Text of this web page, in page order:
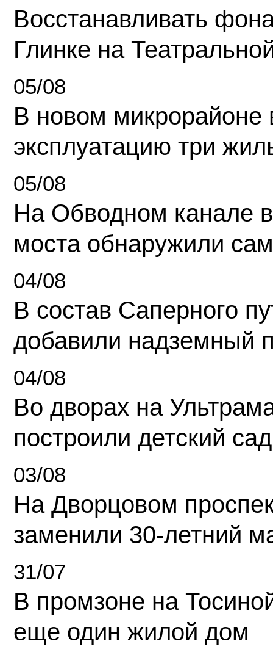
Восстанавливать
Глинке на
05/08
В новом микрорайоне
эксплуатацию три
05/08
На Обводном канале
моста обнаружили
04/08
В состав Саперного
добавили надземный
04/08
Во дворах на
построили детский сад
03/08
На Дворцовом
заменили 30-летний
31/07
В промзоне на
еще один жилой дом